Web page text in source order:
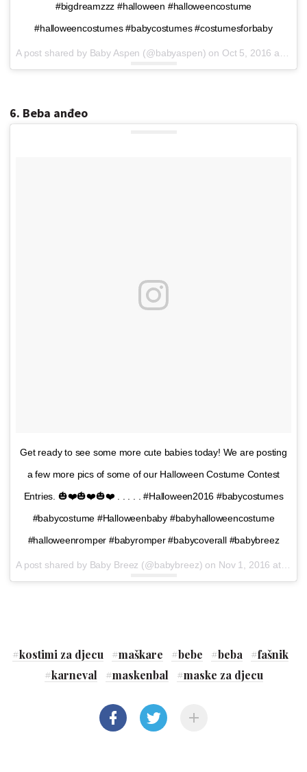
#bigdreamzzz #halloween #halloweencostume
#halloweencostumes #babycostumes #costumesforbaby
A post shared by Baby Aspen (@babyaspen) on Oct 5, 2016 at 12:01pm PDT
6. Beba anđeo
Get ready to see some more cute babies today! We are posting
a few more pics of some of our Halloween Costume Contest
Entries. 🎃❤️🎃❤️🎃❤️ . . . . . #Halloween2016 #babycostumes
#babycostume #Halloweenbaby #babyhalloweencostume
#halloweenromper #babyromper #babycoverall #babybreez
A post shared by Baby Breez (@babybreez) on Nov 1, 2016 at 8:10am PDT
#kostimi za djecu #maškare #bebe #beba #fašnik
#karneval #maskenbal #maske za djecu